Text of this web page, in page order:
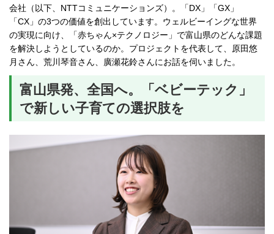
会社（以下、NTTコミュニケーションズ）。「DX」「GX」
「CX」の3つの価値を創出しています。ウェルビーイングな世界
の実現に向け、「赤ちゃん×テクノロジー」で富山県のどんな課題
を解決しようとしているのか。プロジェクトを代表して、原田悠
月さん、荒川琴音さん、廣瀬花鈴さんにお話を伺いました。
富山県発、全国へ。「ベビーテック」
で新しい子育ての選択肢を